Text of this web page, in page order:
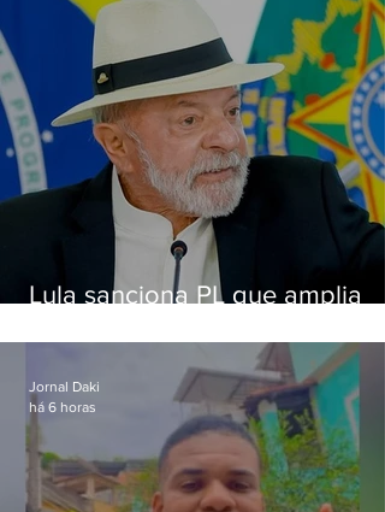
Lula sanciona PL que amplia
crianças
Jornal Daki
há 6 horas